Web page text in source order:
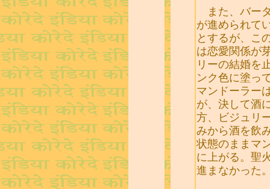
また、バー
が進められて
とするが、こ
は恋愛関係が
リーの結婚を
ンク色に塗っ
マンドーラー
が、決して酒
方、ビジュリ
みから酒を飲
状態のままマ
に上がる。聖
進まなかった